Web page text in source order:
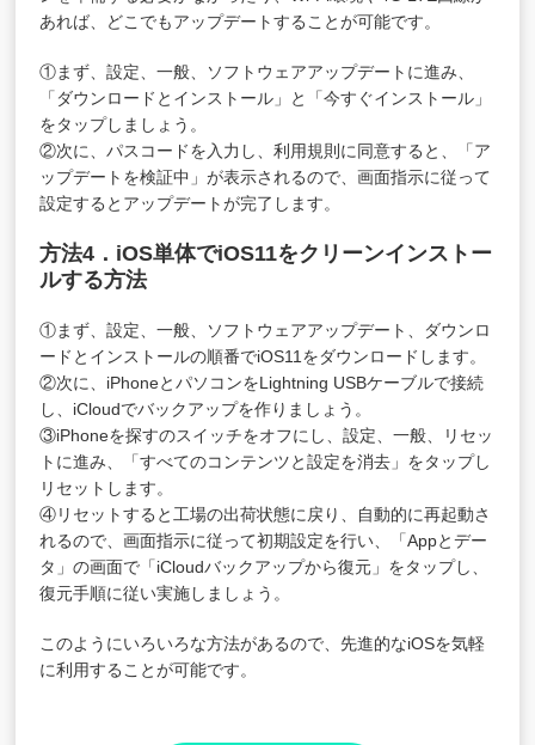
あれば、どこでもアップデートすることが可能です。
①まず、設定、一般、ソフトウェアアップデートに進み、
「ダウンロードとインストール」と「今すぐインストール」
をタップしましょう。
②次に、パスコードを入力し、利用規則に同意すると、「ア
ップデートを検証中」が表示されるので、画面指示に従って
設定するとアップデートが完了します。
方法4．iOS単体でiOS11をクリーンインストー
ルする方法
①まず、設定、一般、ソフトウェアアップデート、ダウンロ
ードとインストールの順番でiOS11をダウンロードします。
②次に、iPhoneとパソコンをLightning USBケーブルで接続
し、iCloudでバックアップを作りましょう。
③iPhoneを探すのスイッチをオフにし、設定、一般、リセッ
トに進み、「すべてのコンテンツと設定を消去」をタップし
リセットします。
④リセットすると工場の出荷状態に戻り、自動的に再起動さ
れるので、画面指示に従って初期設定を行い、「Appとデー
タ」の画面で「iCloudバックアップから復元」をタップし、
復元手順に従い実施しましょう。
このようにいろいろな方法があるので、先進的なiOSを気軽
に利用することが可能です。